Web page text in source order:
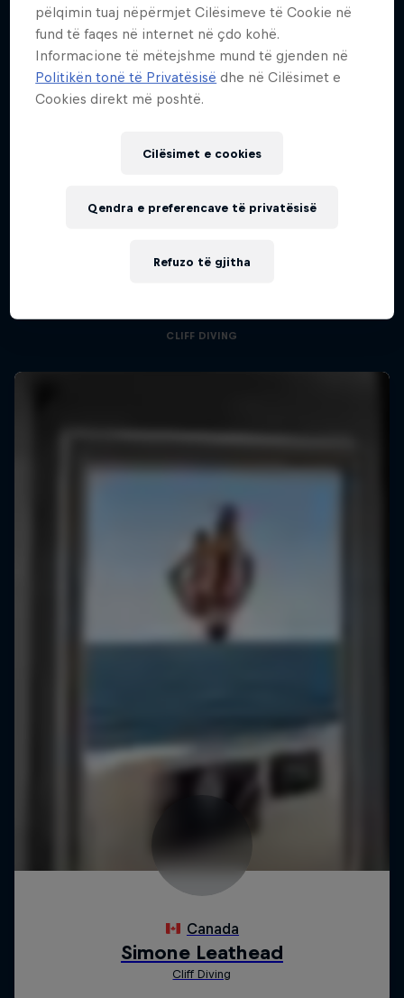
444 Days
CLIFF DIVING
pëlqimin tuaj nëpërmjet Cilësimeve të Cookie në
fund të faqes në internet në çdo kohë.
Informacione të mëtejshme mund të gjenden në
Politikën tonë të Privatësisë dhe në Cilësimet e
Cookies direkt më poshtë.
Cilësimet e cookies
Refuzo të gjitha
Qendra e preferencave të privatësisë